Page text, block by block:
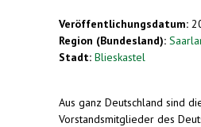
Veröffentlichungsdatum:
Region (Bundesland):
Stadt: Blieskastel
Aus ganz Deutschland sind
Vorstandsmitglieder des